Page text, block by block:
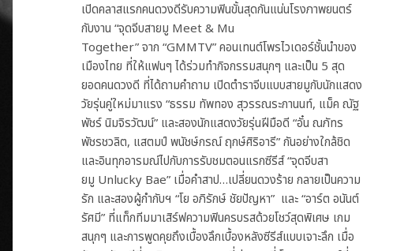
เปิดคลาสแรกคนดวงดีรับความฟินขั้นสุดกันแน่นโรงภาพยนตร์
กับงาน “จุดจีบสายมู Meet & Mu
Together” จาก “GMMTV” คอนเทนต์โพรไวเดอร์ชั้นนำของ
เมืองไทย ที่ให้แฟนๆ ได้ร่วมทำกิจกรรมสนุกๆ และเป็น 5 สุด
ยอดคนดวงดี ที่ได้ถามคำถาม เปิดตำราจีบแบบสายมูกับนักแสดง
วัยรุ่นคู่ใหม่มาแรง “ธรรม ทัพทอง สุวรรณระกานนท์, แม็ค ณัฐ
พัชร์ นิมจิรวัฒน์” และสองนักแสดงวัยรุ่นฝีมือดี “อั๋น ณภัทร
พัชรชวลิต, แสตมป์ พนัชษ์กรณ์ ฤกษ์ศิริอารี” กันอย่างใกล้ชิด
และอินทุกอารมณ์ไปกับการรับชมตอนแรกซีรีส์ “จุดจีบสา
ยมู Unlucky Bae” เมื่อคำสาป…เปลี่ยนดวงร้าย กลายเป็นความ
รัก และสองผู้กำกับฯ “โย อภิรักษ์ ชัยปัญหา” และ “อาร์ต อนันต์
รัศมี” ที่แท็กทีมมาเสิร์ฟความฟินครบรสด้วยโชว์สุดพิเศษ เกม
สนุกๆ และการพูดคุยถึงเบื้องลึกเบื้องหลังซีรีส์แบบเจาะลึก เมื่อ